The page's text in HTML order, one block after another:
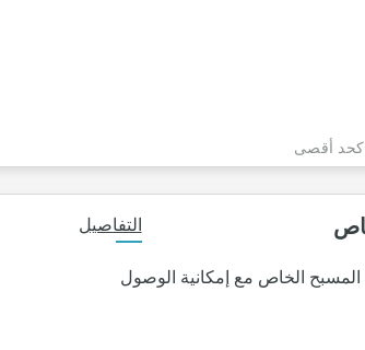
التفاصيل
الخاص مع إمكانية الوصول